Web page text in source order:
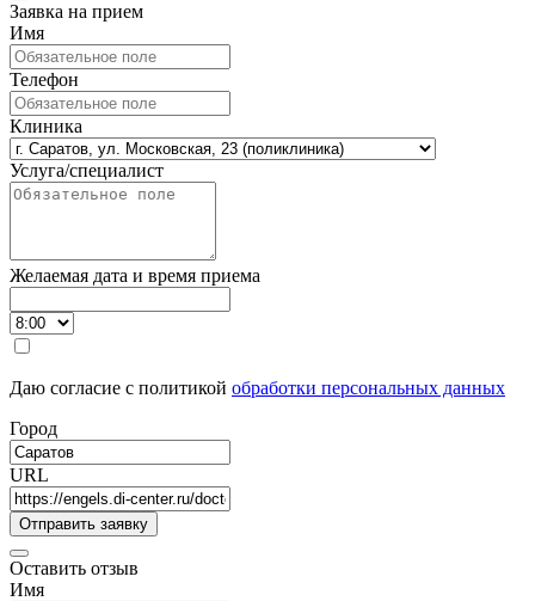
Заявка на прием
Имя
Телефон
Клиника
Услуга/специалист
Желаемая дата и время приема
Даю согласие с политикой обработки персональных данных
Город
URL
Оставить отзыв
Имя